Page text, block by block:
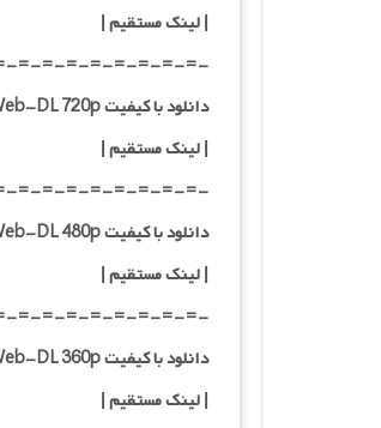
|لینک مستقیم|
=-=-=-=-=-=-=-=-
دانلود با کیفیت Web-DL 720p ریلیز F2M
|لینک مستقیم|
=-=-=-=-=-=-=-=-
دانلود با کیفیت Web-DL 480p ریلیز F2M
|لینک مستقیم|
=-=-=-=-=-=-=-=-
دانلود با کیفیت Web-DL 360p ریلیز F2M
| لینک مستقیم|